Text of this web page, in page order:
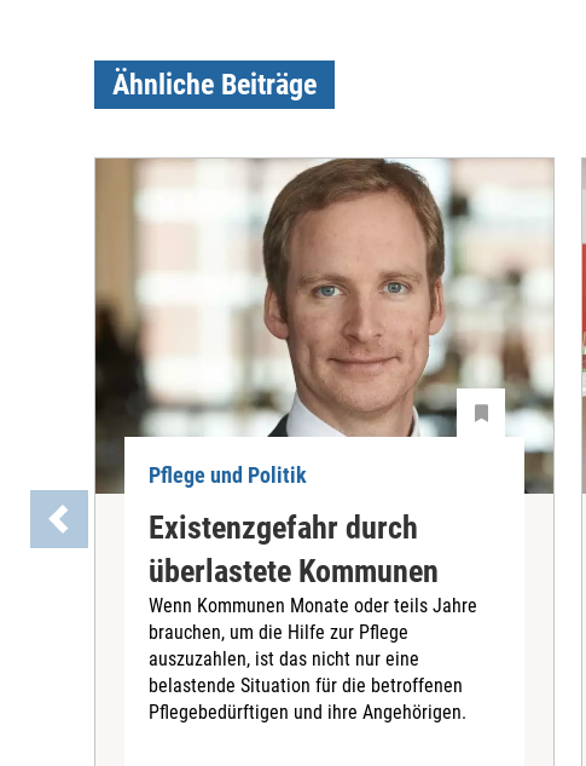
Ähnliche Beiträge
Pflege und Politik
Existenzgefahr durch
überlastete Kommunen
Wenn Kommunen Monate oder teils Jahre
brauchen, um die Hilfe zur Pflege
auszuzahlen, ist das nicht nur eine
belastende Situation für die betroffenen
Pflegebedürftigen und ihre Angehörigen.